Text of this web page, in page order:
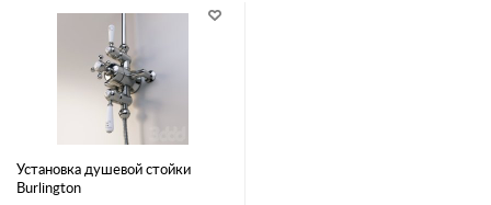
Установка душевой стойки
Burlington